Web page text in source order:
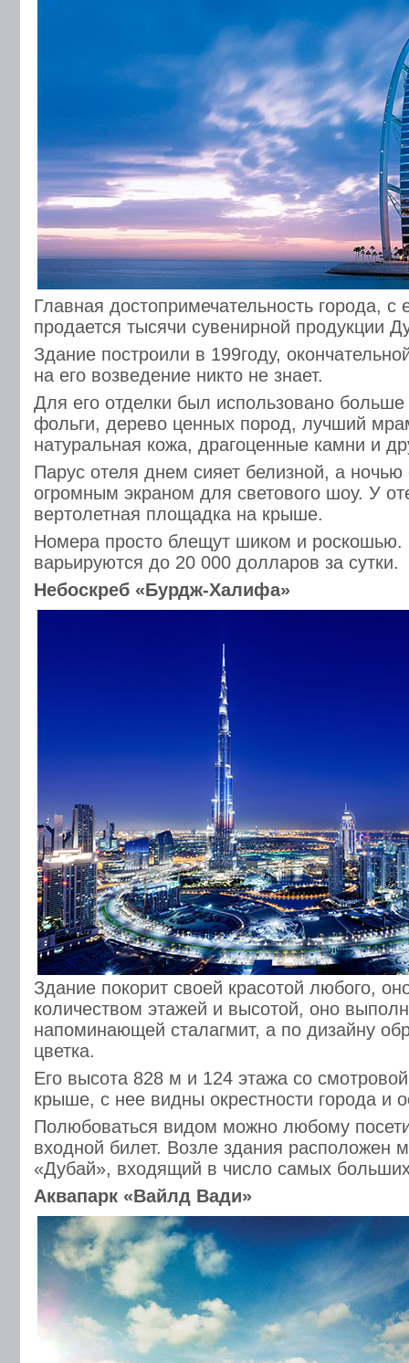
Главная достопримечательность города, с
продается тысячи сувенирной продукции
Здание построили в 199году,
на его возведение никто не знает.
Для его отделки был использовано
фольги, дерево ценных пород, лучший
натуральная кожа, драгоценные камни и
Парус отеля днем сияет белизной, а ночью
огромным экраном для светового шоу. У
вертолетная площадка на крыше.
Номера просто блещут шиком и роскошью.
варьируются до 20 000 долларов за сутки.
Небоскреб «Бурдж-Халифа»
Здание покорит своей красотой любого,
количеством этажей и высотой, оно
напоминающей сталагмит, а по дизайну
цветка.
Его высота 828 м и 124 этажа со
крыше, с нее видны окрестности города и
Полюбоваться видом можно любому
входной билет. Возле здания расположен
«Дубай», входящий в число самых
Аквапарк «Вайлд Вади»